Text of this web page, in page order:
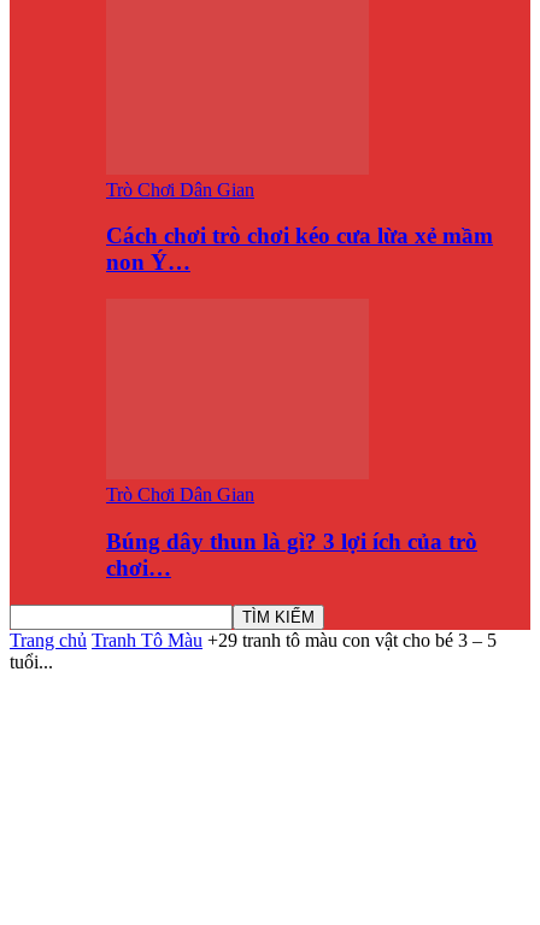
Trò Chơi Dân Gian
Cách chơi trò chơi kéo cưa lừa xẻ mầm
non Ý…
Trò Chơi Dân Gian
Búng dây thun là gì? 3 lợi ích của trò
chơi…
Trang chủ Tranh Tô Màu +29 tranh tô màu con vật cho bé 3 – 5
tuổi...